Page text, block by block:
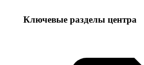
Ключевые разделы центра